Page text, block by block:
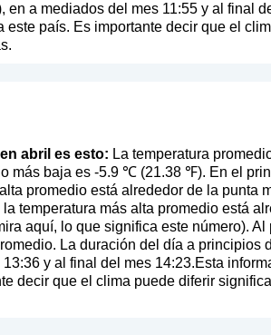
en a mediados del mes 11:55 y al final
país. Es importante decir que el
abril es esto: La temperatura
más baja es -5.9 ℃ (21.38 ℉). En el
promedio está alrededor de la punta
temperatura más alta promedio está
aquí, lo que significa este número). Al
La duración del día a principios
y al final del mes 14:23.Esta
decir que el clima puede diferir